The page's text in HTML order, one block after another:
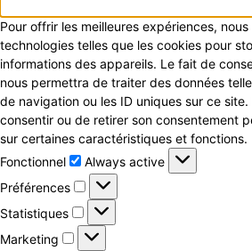
Pour offrir les meilleures expériences,
technologies telles que les cookies pour
informations des appareils. Le fait de
nous permettra de traiter des données
de navigation ou les ID uniques sur ce
consentir ou de retirer son consentement
sur certaines caractéristiques et fonctions.
Fonctionnel
Fonctionnel
Always active
Préférences
Préférences
Statistiques Statistiques
Marketing Marketing